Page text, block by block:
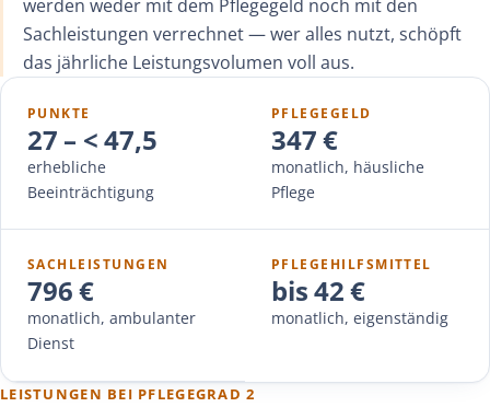
werden weder mit dem Pflegegeld noch mit den
Sachleistungen verrechnet — wer alles nutzt, schöpft
das jährliche Leistungsvolumen voll aus.
PUNKTE
27 – < 47,5
erhebliche
Beeinträchtigung
PFLEGEGELD
347 €
monatlich, häusliche
Pflege
SACHLEISTUNGEN
796 €
monatlich, ambulanter
Dienst
PFLEGEHILFSMITTEL
bis 42 €
monatlich, eigenständig
LEISTUNGEN BEI PFLEGEGRAD 2